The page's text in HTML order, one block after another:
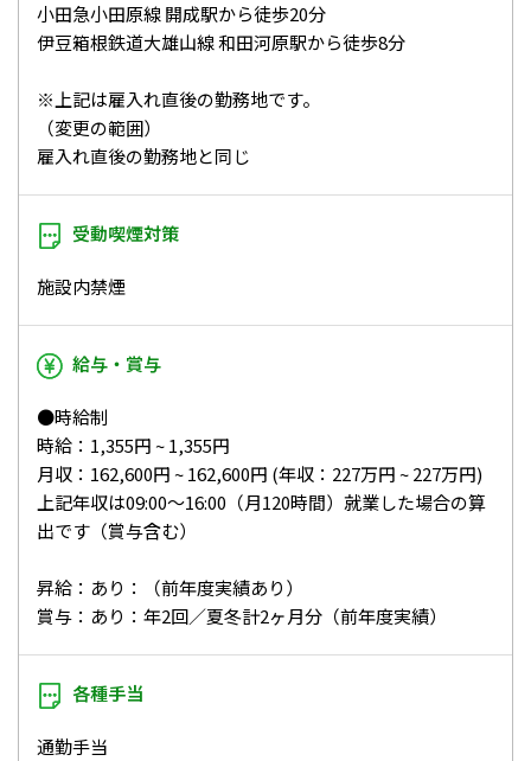
小田急小田原線 開成駅から徒歩20分
伊豆箱根鉄道大雄山線 和田河原駅から徒歩8分
※上記は雇入れ直後の勤務地です。
（変更の範囲）
雇入れ直後の勤務地と同じ
受動喫煙対策
施設内禁煙
給与・賞与
●時給制
時給：1,355円 ~ 1,355円
月収：162,600円 ~ 162,600円 (年収：227万円 ~ 227万円)
上記年収は09:00～16:00（月120時間）就業した場合の算
出です（賞与含む）
昇給：あり：（前年度実績あり）
賞与：あり：年2回／夏冬計2ヶ月分（前年度実績）
各種手当
通勤手当